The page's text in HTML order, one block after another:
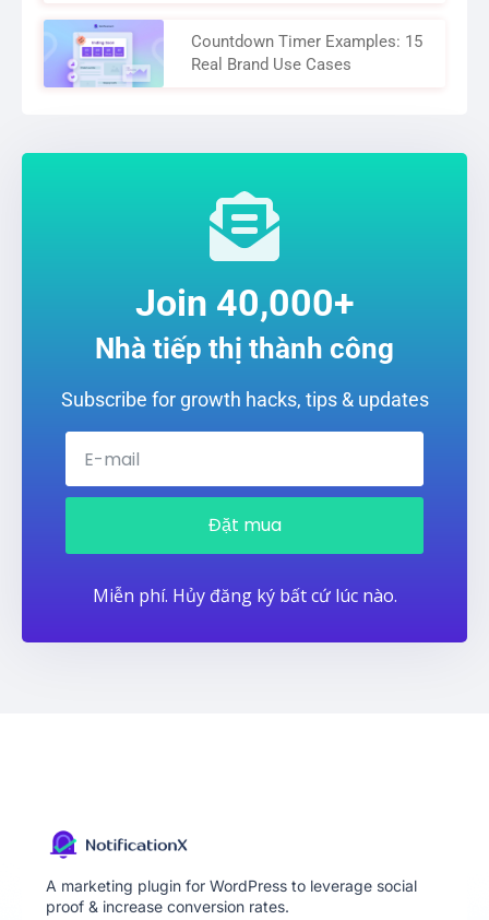
Countdown Timer Examples: 15
Real Brand Use Cases
Join 40,000+
Nhà tiếp thị thành công
Subscribe for growth hacks, tips & updates
Đặt mua
Miễn phí. Hủy đăng ký bất cứ lúc nào.
A marketing plugin for WordPress to leverage social
proof & increase conversion rates.